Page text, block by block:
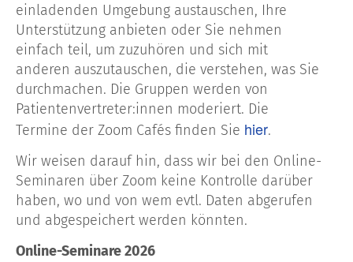
einladenden Umgebung austauschen, Ihre
Unterstützung anbieten oder Sie nehmen
einfach teil, um zuzuhören und sich mit
anderen auszutauschen, die verstehen, was Sie
durchmachen. Die Gruppen werden von
Patientenvertreter:innen moderiert. Die
Termine der Zoom Cafés finden Sie hier.
Wir weisen darauf hin, dass wir bei den Online-
Seminaren über Zoom keine Kontrolle darüber
haben, wo und von wem evtl. Daten abgerufen
und abgespeichert werden könnten.
Online-Seminare 2026